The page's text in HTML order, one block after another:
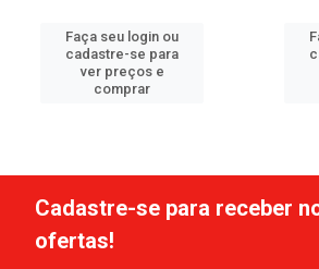
Faça seu login ou
cadastre-se para
ver preços e
comprar
Cadastre-se para receber
ofertas!